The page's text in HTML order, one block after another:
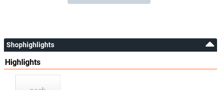
Shophighlights
Highlights